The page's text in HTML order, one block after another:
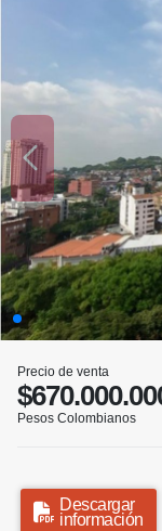
Precio de venta
Pesos Colombianos
Descargar
información